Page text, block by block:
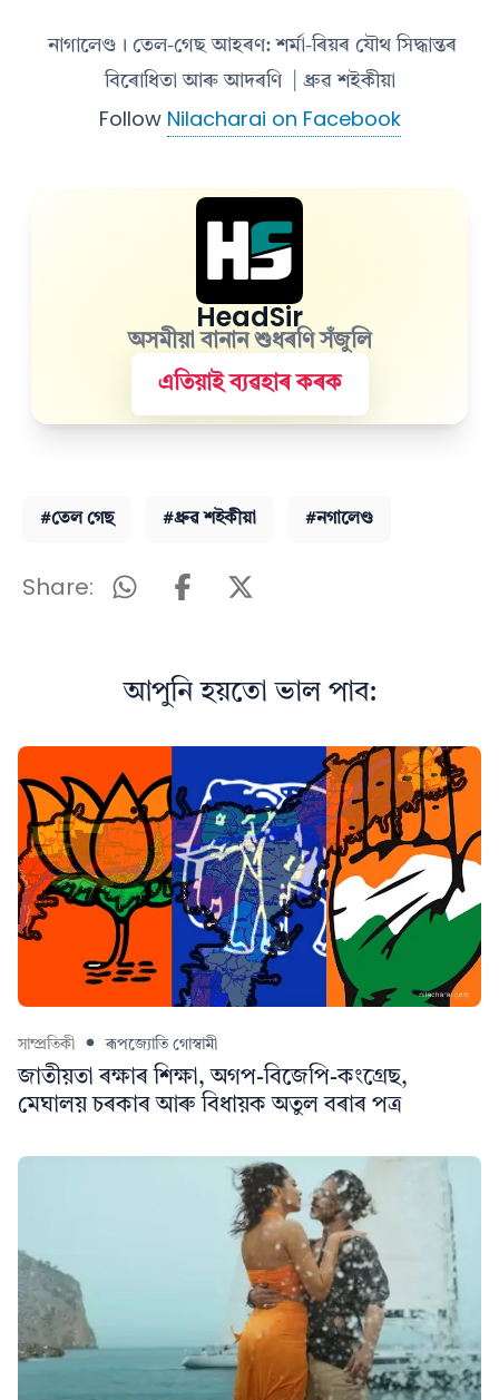
নাগালেণ্ড। তেল-গেছ আহৰণ: শর্মা-ৰিয়ৰ যৌথ সিদ্ধান্তৰ
বিৰোধিতা আৰু আদৰণি
| ধ্ৰুৱ শইকীয়া
Follow Nilacharai on Facebook
HeadSir
অসমীয়া বানান শুধৰণি সঁজুলি
এতিয়াই ব্যৱহাৰ কৰক
#তেল গেছ #ধ্ৰুৱ শইকীয়া #নগালেণ্ড
Share:
আপুনি হয়তো ভাল পাব:
সাম্প্ৰতিকী ৰূপজ্যোতি গোস্বামী
জাতীয়তা ৰক্ষাৰ শিক্ষা, অগপ-বিজেপি-কংগ্ৰেছ,
মেঘালয় চৰকাৰ আৰু বিধায়ক অতুল বৰাৰ পত্ৰ